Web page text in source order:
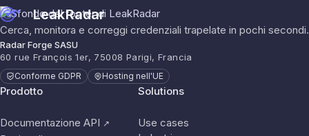
LeakRadar
Cerca, monitora e correggi credenziali trapelate in pochi secondi.
Radar Forge SASU
60 rue François 1er, 75008 Parigi, Francia
Conforme GDPR Hosting nell'UE
Prodotto
Documentazione API ↗
Solutions
Use cases